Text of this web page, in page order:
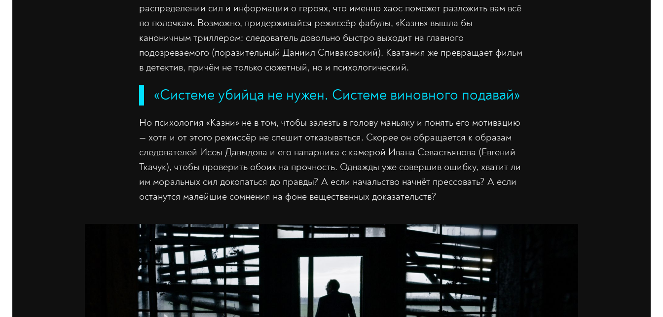
распределении сил и информации о героях, что именно хаос поможет разложить вам всё
по полочкам. Возможно, придерживайся режиссёр фабулы, «Казнь» вышла бы
каноничным триллером: следователь довольно быстро выходит на главного
подозреваемого (поразительный Даниил Спиваковский). Кватания же превращает фильм
в детектив, причём не только сюжетный, но и психологический.
«Системе убийца не нужен. Системе виновного подавай»
Но психология «Казни» не в том, чтобы залезть в голову маньяку и понять его мотивацию
— хотя и от этого режиссёр не спешит отказываться. Скорее он обращается к образам
следователей Иссы Давыдова и его напарника с камерой Ивана Севастьянова (Евгений
Ткачук), чтобы проверить обоих на прочность. Однажды уже совершив ошибку, хватит ли
им моральных сил докопаться до правды? А если начальство начнёт прессовать? А если
останутся малейшие сомнения на фоне вещественных доказательств?